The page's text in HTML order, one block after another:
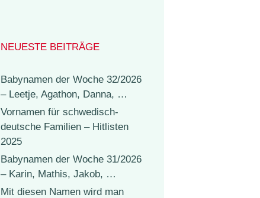
NEUESTE BEITRÄGE
Babynamen der Woche 32/2026
– Leetje, Agathon, Danna, …
Vornamen für schwedisch-
deutsche Familien – Hitlisten
2025
Babynamen der Woche 31/2026
– Karin, Mathis, Jakob, …
Mit diesen Namen wird man